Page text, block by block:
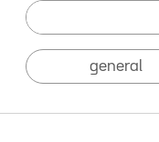
general